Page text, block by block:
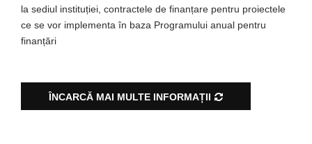
la sediul instituției, contractele de finanțare pentru proiectele
ce se vor implementa în baza Programului anual pentru
finanțări
ÎNCARCĂ MAI MULTE INFORMAȚII